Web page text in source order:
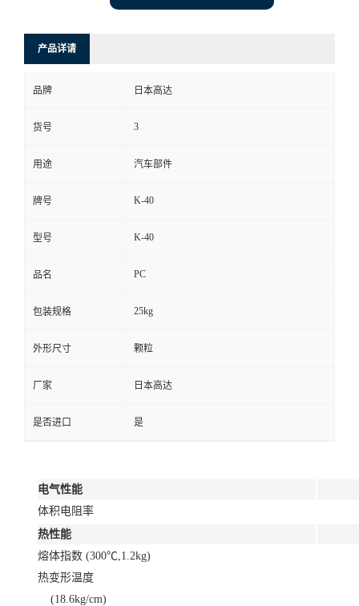
产品详请
品牌 日本高达
货号 3
用途 汽车部件
牌号 K-40
型号 K-40
品名 PC
包装规格 25kg
外形尺寸 颗粒
厂家 日本高达
是否进口 是
电气性能
体积电阻率
热性能
熔体指数 (300℃,1.2kg)
热变形温度
(18.6kg/cm)